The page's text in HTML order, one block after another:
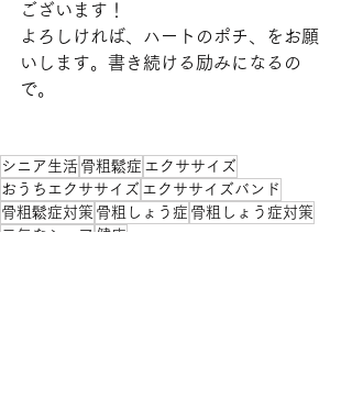
ございます！
よろしければ、ハートのポチ、をお願
いします。書き続ける励みになるの
で。
シニア生活 骨粗鬆症 エクササイズ
おうちエクササイズ エクササイズバンド
骨粗鬆症対策 骨粗しょう症 骨粗しょう症対策
元気なシニア 健康